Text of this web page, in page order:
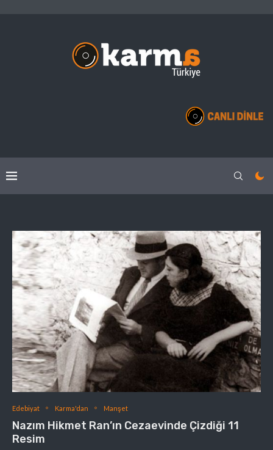
Edebiyat Karma'dan Manşet
Nazım Hikmet Ran’ın Cezaevinde Çizdiği 11
Resim